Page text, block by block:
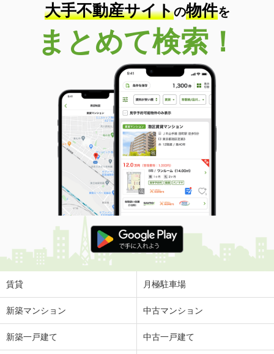
大手不動産サイトの物件を
まとめて検索！
賃貸 月極駐車場
新築マンション 中古マンション
新築一戸建て 中古一戸建て